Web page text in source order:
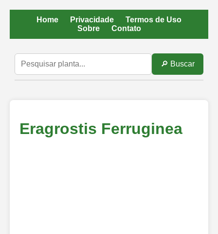
Home Privacidade
Termos de Uso
Sobre
Contato
🔎 Buscar
Eragrostis Ferruginea